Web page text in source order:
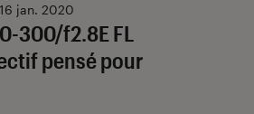
300/f2.8E FL
pensé pour
16 jan. 2020